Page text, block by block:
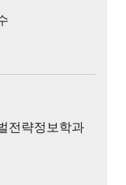
전략정보학과